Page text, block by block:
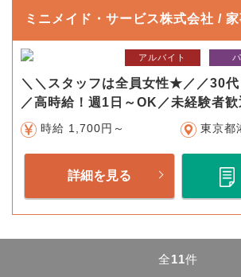
ミニメイド・サービス株式会社 /
アルバイト
＼＼スタッフは全員女性★／／30
／高時給！週1日～OK／未経験者
時給 1,700円～ 東京都
詳細を見る
全11件